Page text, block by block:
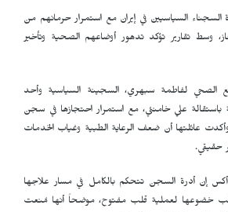
السجناء السياسيين في إيران مع استمرار حرمانهم من
وسط تقارير تؤكد تدهور أوضاعهم الصحية وتأخير
الصحي لفاطمة سبهري، السجينة السياسية وأحد
باستقالة علي خامنئي، مع استمرار احتجازها في سجن
عائلتها أن ضعف الرعاية الطبية وغياب الخدمات
حقيقي.
إن أدرة السجن تتحكم بالكامل في مسار علاجها
خضوعها لعملية قلب مفتوح، موضحاً أنها مُنعت